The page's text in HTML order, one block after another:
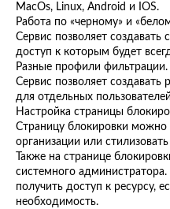
MacOs, Linux, Android и IOS.
Работа по «черному» и
Сервис позволяет создавать
доступ к которым будет
Разные профили фильтрации.
Сервис позволяет создавать
для отдельных
Настройка страницы
Страницу блокировки
организации или
Также на странице
системного
получить доступ к ресурсу,
необходимость.